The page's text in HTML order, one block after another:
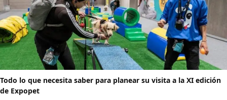
Todo lo que necesita saber para planear su visita a la XI edición
de Expopet